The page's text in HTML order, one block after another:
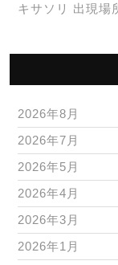
キサソリ 出現場
2026年8月
2026年7月
2026年5月
2026年4月
2026年3月
2026年1月